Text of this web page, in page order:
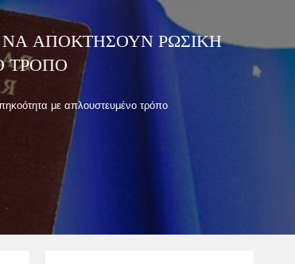
ΝΑ ΑΠΟΚΤΉΣΟΥΝ ΡΩΣΙΚΉ
ΤΡΌΠΟ
με απλουστευμένο τρόπο